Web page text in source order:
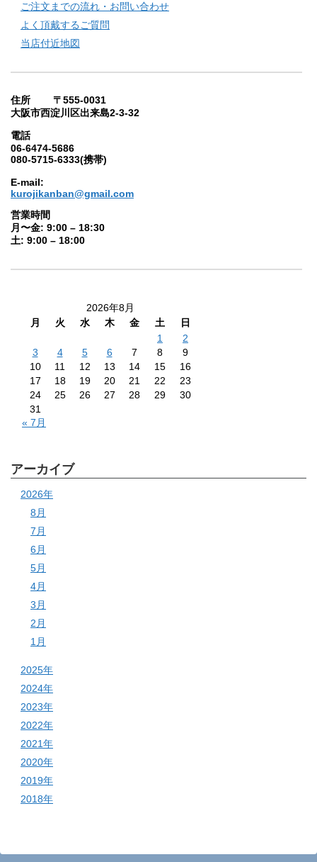
ご注文までの流れ・お問い合わせ
よく頂戴するご質問
当店付近地図
住所 〒555-0031
大阪市西淀川区出来島2-3-32
電話
06-6474-5686
080-5715-6333(携帯)
E-mail:
kurojikanban@gmail.com
営業時間
月〜金: 9:00 – 18:30
土: 9:00 – 18:00
2026年8月
月
火 水 木 金 土
日
1
2
3
4 5 6 7 8
9
10
11 12 13 14 15
16
17
18 19 20 21 22
23
24
25 26 27 28 29
30
31
« 7月
アーカイブ
2026年
8月
7月
6月
5月
4月
3月
2月
1月
2025年
2024年
2023年
2022年
2021年
2020年
2019年
2018年